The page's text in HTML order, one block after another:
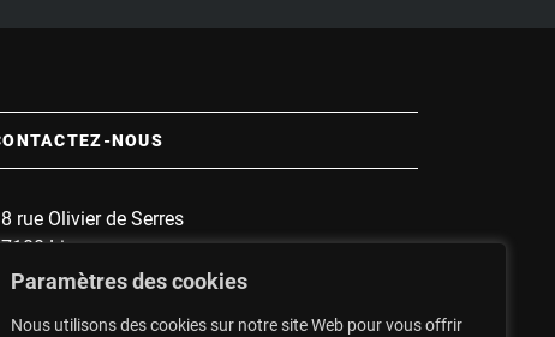
Paramètres des cookies
Nous utilisons des cookies sur notre site Web pour vous offrir
NOUS
rue Olivier de Serres
Limoges
BP :1135